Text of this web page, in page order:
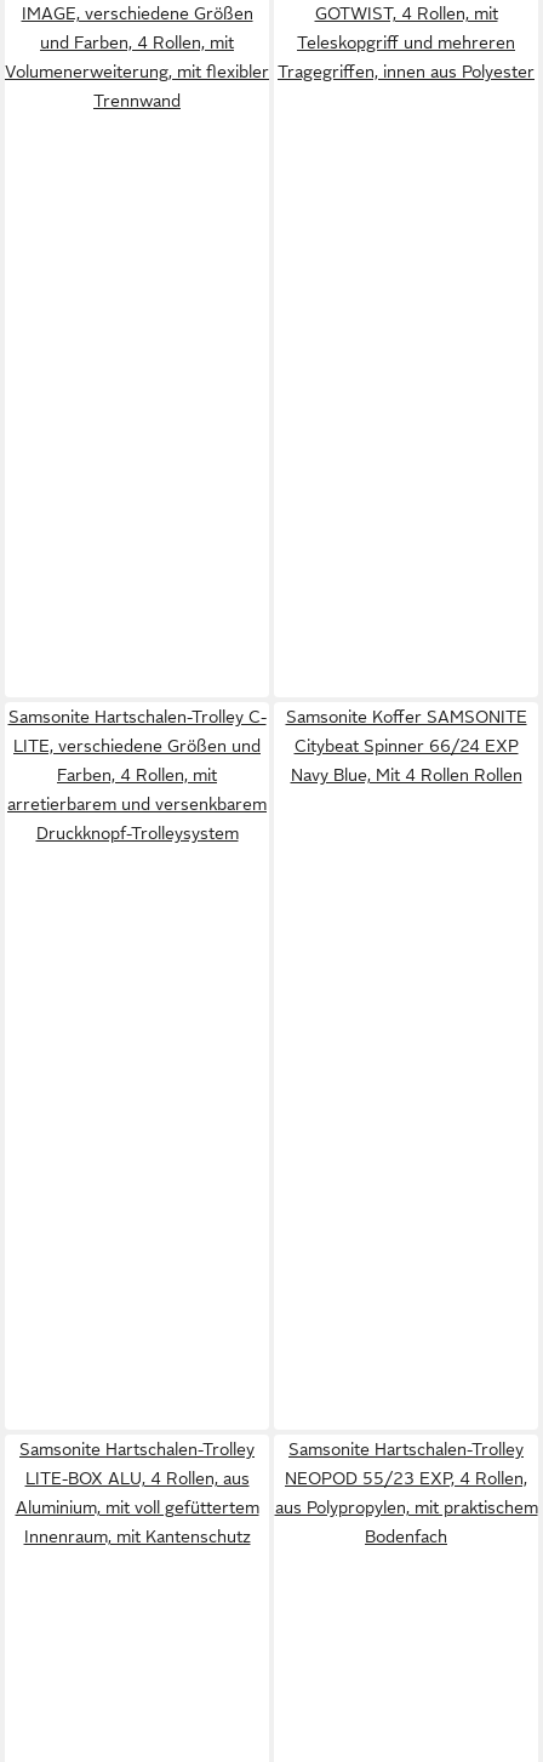
IMAGE, verschiedene Größen
und Farben, 4 Rollen, mit
Volumenerweiterung, mit flexibler
Trennwand
GOTWIST, 4 Rollen, mit
Teleskopgriff und mehreren
Tragegriffen, innen aus Polyester
Samsonite Hartschalen-Trolley C-
LITE, verschiedene Größen und
Farben, 4 Rollen, mit
arretierbarem und versenkbarem
Druckknopf-Trolleysystem
Samsonite Koffer SAMSONITE
Citybeat Spinner 66/24 EXP
Navy Blue, Mit 4 Rollen Rollen
Samsonite Hartschalen-Trolley
LITE-BOX ALU, 4 Rollen, aus
Aluminium, mit voll gefüttertem
Innenraum, mit Kantenschutz
Samsonite Hartschalen-Trolley
NEOPOD 55/23 EXP, 4 Rollen,
aus Polypropylen, mit praktischem
Bodenfach